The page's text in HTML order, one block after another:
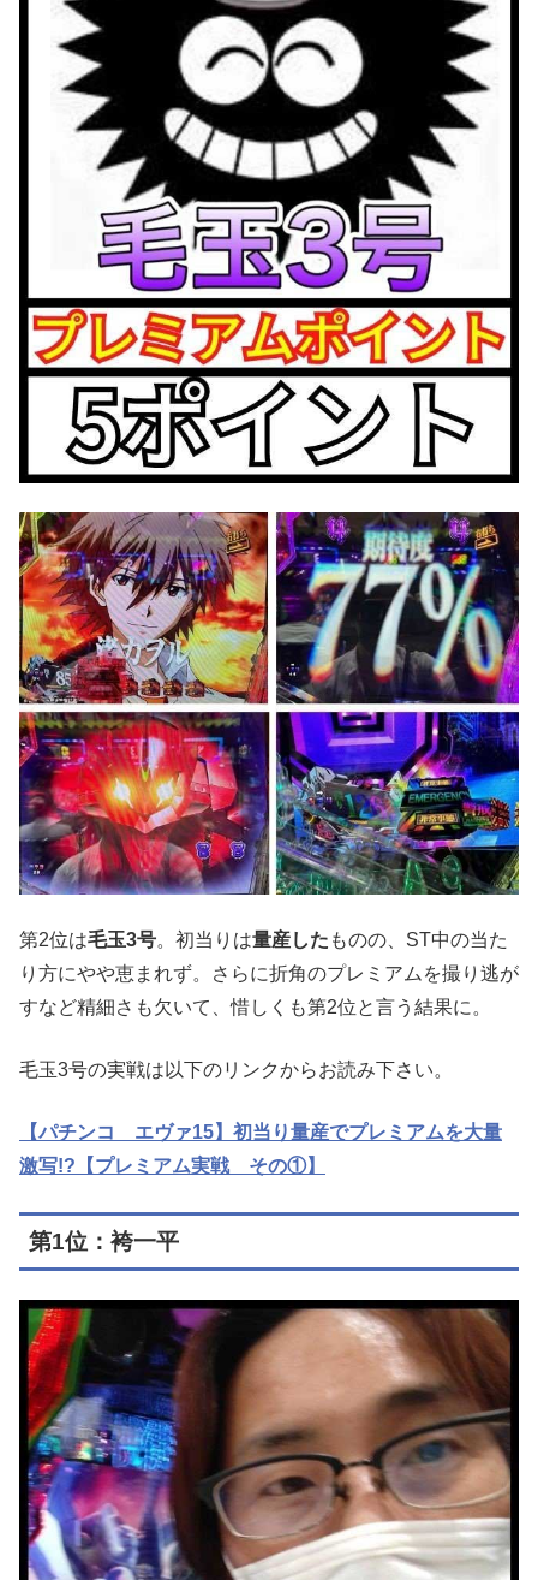
第2位は毛玉3号。初当りは量産した ものの、ST中の当た
り方にやや恵まれず。さらに折角のプレミアムを撮り逃が
すなど精細さも欠いて、惜しくも第2位と言う結果に。
毛玉3号の実戦は以下のリンクからお読み下さい。
【パチンコ エヴァ15】初当り量産でプレミアムを大量
激写!?【プレミアム実戦 その①】
第1位：袴一平